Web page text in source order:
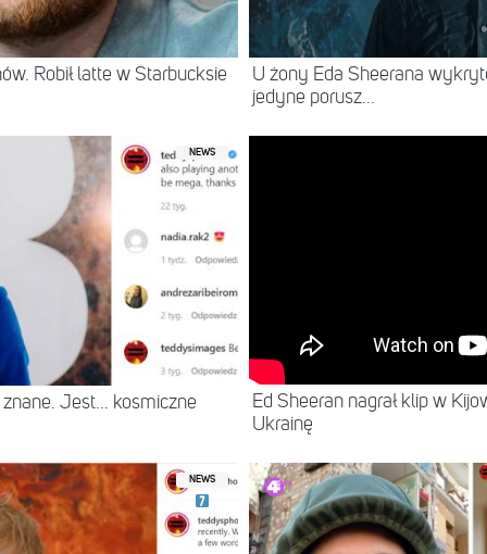
Robił latte w Starbucksie
U żony Eda Sheerana
jedyne porusz...
NEWS
Jest... kosmiczne
Ed Sheeran nagrał klip w
Ukrainę
NEWS